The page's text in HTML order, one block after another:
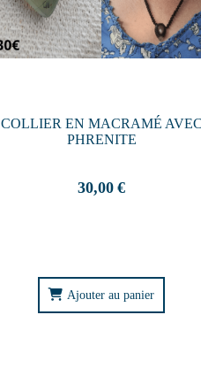
COLLIER EN MACRAMÉ AVEC
PHRENITE
30,00 €
Ajouter au panier